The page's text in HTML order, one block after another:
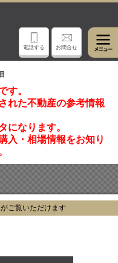
電話する お問合せ
す。
れた不動産の参考情報
になります。
入・相場情報をお知り
ご覧いただけます